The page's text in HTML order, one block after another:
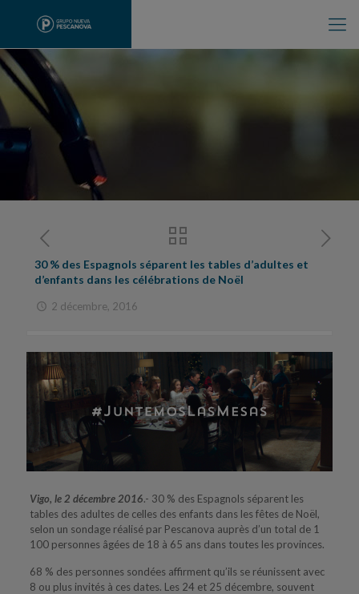
30 % des Espagnols séparent les tables d’adultes et
d’enfants dans les célébrations de Noël
2 décembre, 2016
Vigo, le 2 décembre 2016.- 30 % des Espagnols séparent les
tables des adultes de celles des enfants dans les fêtes de Noël,
selon un sondage réalisé par Pescanova auprès d’un total de 1
100 personnes âgées de 18 à 65 ans dans toutes les provinces.
68 % des personnes sondées affirment qu’ils se réunissent avec
8 ou plus invités à ces dates. Les 24 et 25 décembre, souvent